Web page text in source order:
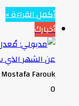
أكمل القراءة »
أخبارك
Mostafa Farouk
0